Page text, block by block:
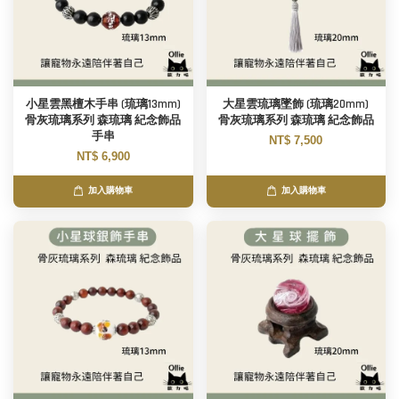
小星雲黑檀木手串 (琉璃13mm)
骨灰琉璃系列 森琉璃 紀念飾品
手串
NT$ 6,900
加入購物車
大星雲琉璃墜飾 (琉璃20mm)
骨灰琉璃系列 森琉璃 紀念飾品
NT$ 7,500
加入購物車